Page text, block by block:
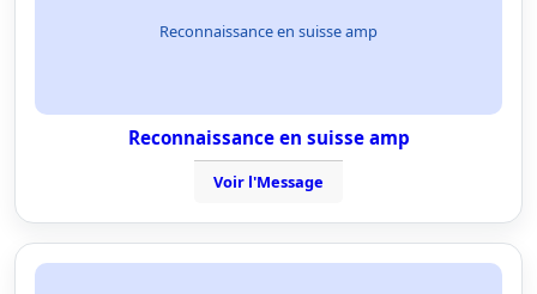
Reconnaissance en suisse amp
Reconnaissance en suisse amp
Voir l'Message